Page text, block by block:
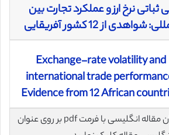
ثباتی نرخ ارز و عملکرد تجارت بین
شواهدی از 12 کشور آفریقایی
Exchange-rate volatility and
international trade
Evidence from 12 African
برای دانلود رایگان مقاله انگلیسی با فرمت pdf بر روی عنوان